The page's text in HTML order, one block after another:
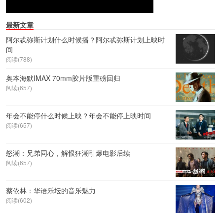
最新文章
阿尔忒弥斯计划什么时候播？阿尔忒弥斯计划上映时
间
阅读(788)
奥本海默IMAX 70mm胶片版重磅回归
阅读(657)
年会不能停什么时候上映？年会不能停上映时间
阅读(657)
怒潮：兄弟同心，解恨狂潮引爆电影后续
阅读(657)
蔡依林：华语乐坛的音乐魅力
阅读(602)